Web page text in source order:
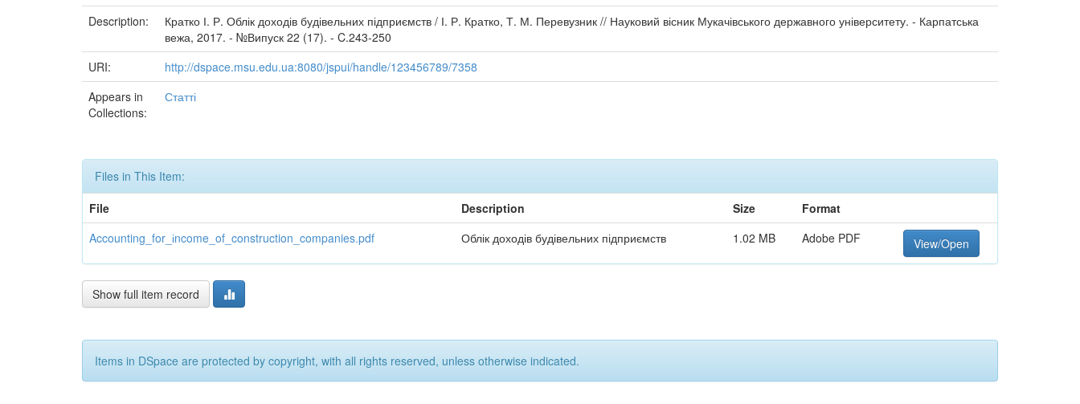
Description:
Кратко І. Р. Облік доходів будівельних підприємств / І. Р. Кратко, Т. М. Перевузник // Науковий вісник Мукачівського державного університету. - Карпатська
вежа, 2017. - №Випуск 22 (17). - C.243-250
URI:
http://dspace.msu.edu.ua:8080/jspui/handle/123456789/7358
Appears in
Collections:
Статті
Files in This Item:
File
Description Size
Format
Accounting_for_іncome_of_construction_companies.pdf
Облік доходів будівельних підприємств 1.02 MB Adobe PDF View/Open
Show full item record
Items in DSpace are protected by copyright, with all rights reserved, unless otherwise indicated.